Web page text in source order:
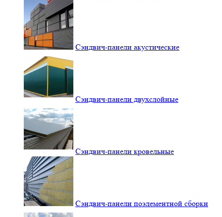
Сэндвич-панели акустические
Сэндвич-панели двухслойные
Сэндвич-панели кровельные
Сэндвич-панели поэлементной сборки